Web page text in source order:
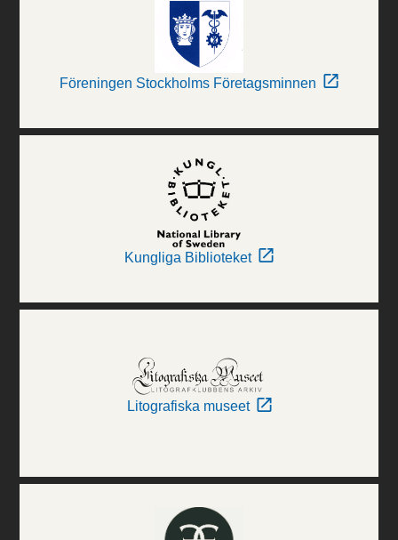
Föreningen Stockholms Företagsminnen
Kungliga Biblioteket
Litografiska museet